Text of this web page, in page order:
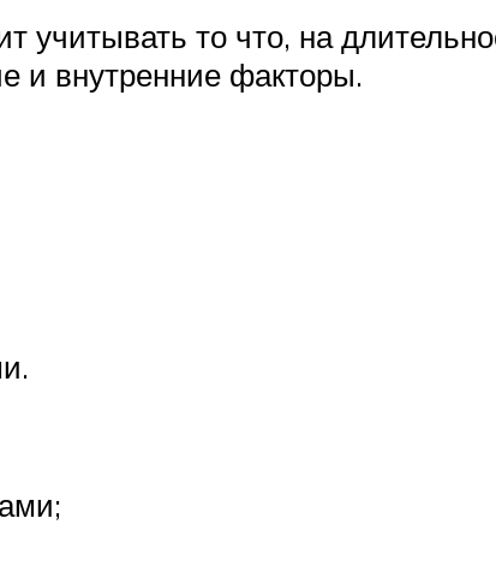
учитывать то что, на
и внутренние факторы.